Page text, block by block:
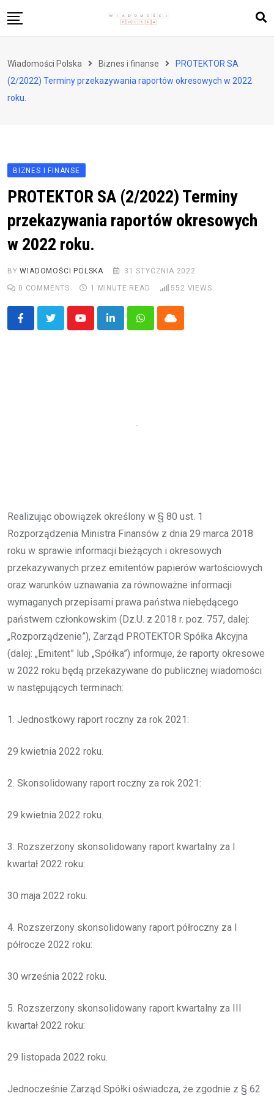
to
Zdrowie i styl życia
Polityka i społeczeństwo
Wiadomości Polska Biznes i finanse
PROTEKTOR SA
(2/2022) Terminy przekazywania raportów okresowych w 2022
roku.
BIZNES I FINANSE
PROTEKTOR SA (2/2022) Terminy
przekazywania raportów okresowych
w 2022 roku.
BYWIADOMOŚCI POLSKA
31 STYCZNIA 2022
0 COMMENTS 1 MINUTE READ 552 VIEWS
YoutubeLinkedInWhatsappCloud
Realizując obowiązek określony w § 80 ust. 1
Rozporządzenia Ministra Finansów z dnia 29 marca 2018
roku w sprawie informacji bieżących i okresowych
przekazywanych przez emitentów papierów wartościowych
oraz warunków uznawania za równoważne informacji
wymaganych przepisami prawa państwa niebędącego
państwem członkowskim (Dz.U. z 2018 r. poz. 757, dalej:
„Rozporządzenie”), Zarząd PROTEKTOR Spółka Akcyjna
(dalej: „Emitent” lub „Spółka”) informuje, że raporty okresowe
w 2022 roku będą przekazywane do publicznej wiadomości
w następujących terminach:
1. Jednostkowy raport roczny za rok 2021:
29 kwietnia 2022 roku.
2. Skonsolidowany raport roczny za rok 2021:
29 kwietnia 2022 roku.
3. Rozszerzony skonsolidowany raport kwartalny za I
kwartał 2022 roku:
30 maja 2022 roku.
4. Rozszerzony skonsolidowany raport półroczny za I
półrocze 2022 roku:
30 września 2022 roku.
5. Rozszerzony skonsolidowany raport kwartalny za III
kwartał 2022 roku:
29 listopada 2022 roku.
Jednocześnie Zarząd Spółki oświadcza, że zgodnie z § 62